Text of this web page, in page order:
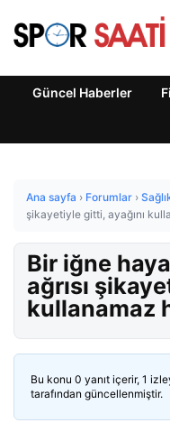
Güncel Haberler
Ana sayfa › Forumlar ›
şikayetiyle gitti, ayağını
Bir iğne
ağrısı
kullanamaz
Bu konu 0 yanıt içerir, 1
tarafından güncellenmiştir.